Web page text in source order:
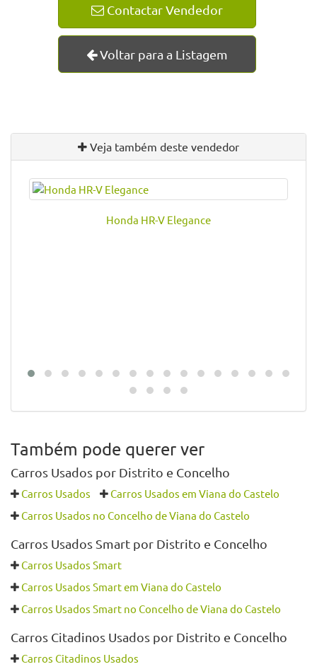
+351 258 333 798
(Chamada para a rede fixa nacional)
Telemóvel
Paulo Alves - Vendedor
Contactar Vendedor
Honda HR-V Elegance
Também pode querer ver
Carros Usados em Viana do Castelo